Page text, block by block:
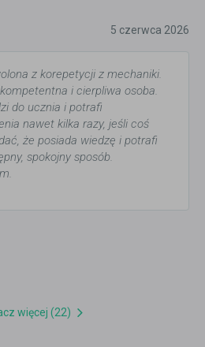
5 czerwca 2026
z korepetycji z mechaniki.
i cierpliwa osoba.
do ucznia i potrafi
nawet kilka razy, jeśli coś
że posiada wiedzę i potrafi
spokojny sposób.
więcej (22)